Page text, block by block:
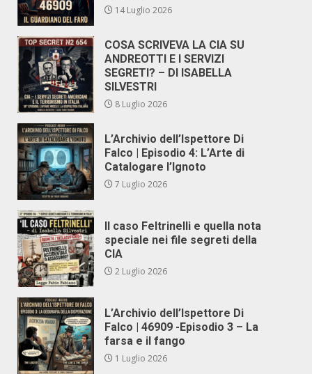
14 Luglio 2026
COSA SCRIVEVA LA CIA SU
ANDREOTTI E I SERVIZI
SEGRETI? – DI ISABELLA
SILVESTRI
8 Luglio 2026
L’Archivio dell’Ispettore Di
Falco | Episodio 4: L’Arte di
Catalogare l’Ignoto
7 Luglio 2026
Il caso Feltrinelli e quella nota
speciale nei file segreti della
CIA
2 Luglio 2026
L’Archivio dell’Ispettore Di
Falco | 46909 -Episodio 3 – La
farsa e il fango
1 Luglio 2026